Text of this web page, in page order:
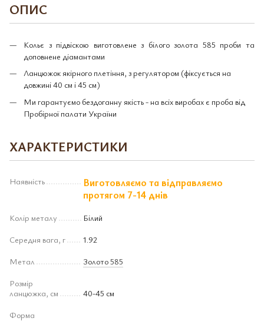
ОПИС
Кольє з підвіскою виготовлене з білого золота 585 проби та
доповнене діамантами
Ланцюжок якірного плетіння, з регулятором (фіксується на
довжині 40 см і 45 см)
Ми гарантуємо бездоганну якість - на всіх виробах є проба від
Пробірної палати України
ХАРАКТЕРИСТИКИ
Наявність
Виготовляємо та відправляємо
протягом 7-14 днів
Колір металу
Білий
Середня вага, г
1.92
Метал
Золото 585
Розмір
ланцюжка, см
40-45 см
Форма